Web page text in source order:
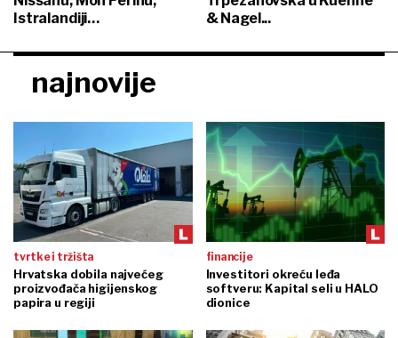
Istralandiji…
& Nagel...
najnovije
tvrtke i tržišta
Hrvatska dobila najvećeg
proizvođača higijenskog
papira u regiji
financije
Investitori okreću leđa
softveru: Kapital seli u HALO
dionice